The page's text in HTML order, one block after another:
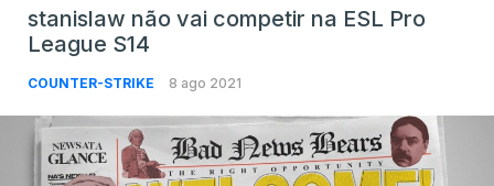
stanislaw não vai competir na ESL Pro
League S14
COUNTER-STRIKE 8 ago 2021